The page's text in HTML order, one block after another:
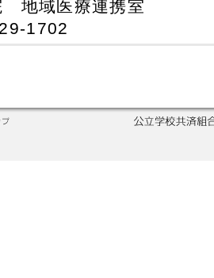
地域医療連携室
1702